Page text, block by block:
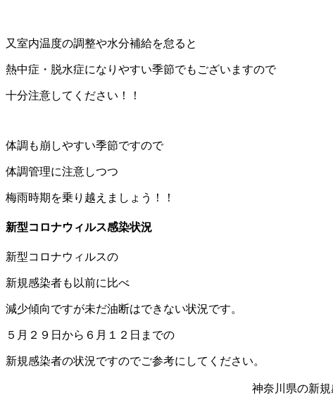
又室内温度の調整や水分補給を怠ると
熱中症・脱水症になりやすい季節でもございますので
十分注意してください！！
体調も崩しやすい季節ですので
体調管理に注意しつつ
梅雨時期を乗り越えましょう！！
新型コロナウィルス感染状況
新型コロナウィルスの
新規感染者も以前に比べ
減少傾向ですが未だ油断はできない状況です。
５月２９日から６月１２日までの
新規感染者の状況ですのでご参考にしてください。
神奈川県の新規